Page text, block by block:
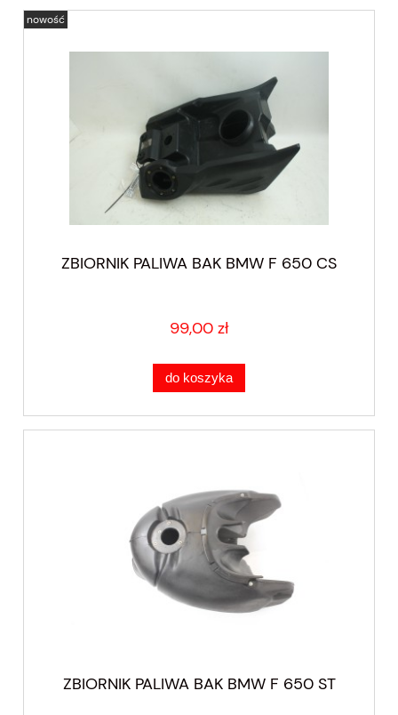
ZBIORNIK PALIWA BAK BMW F 650 CS
99,00 zł
do koszyka
nowość
ZBIORNIK PALIWA BAK BMW F 650 ST